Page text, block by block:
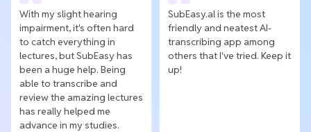
With my slight hearing
impairment, it's often hard
to catch everything in
lectures, but SubEasy has
been a huge help. Being
able to transcribe and
review the amazing lectures
has really helped me
advance in my studies.
SubEasy.al is the most
friendly and neatest AI-
transcribing app among
others that I've tried. Keep it
up!